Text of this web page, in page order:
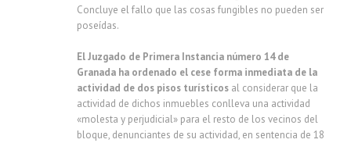
Concluye el fallo que las cosas fungibles no pueden ser
poseídas.
El Juzgado de Primera Instancia número 14 de
Granada ha ordenado el cese forma inmediata de la
actividad de dos pisos turísticos al considerar que la
actividad de dichos inmuebles conlleva una actividad
«molesta y perjudicial» para el resto de los vecinos del
bloque, denunciantes de su actividad, en sentencia de 18